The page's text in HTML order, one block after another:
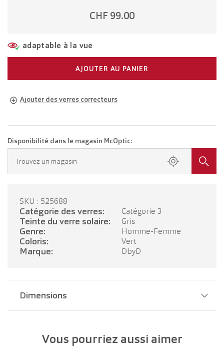
CHF 99.00
adaptable à la vue
AJOUTER AU PANIER
Ajouter des verres correcteurs
Lunettes avec verres unifocaux
PRENDRE RENDEZ-VOUS
Disponibilité dans le magasin McOptic:
Trouvez un magasin
SKU : 525688
Catégorie des verres: Catégorie 3
Teinte du verre solaire: Gris
Genre: Homme-Femme
Coloris: Vert
Marque: DbyD
Dimensions
Largeur verre: 52 mm
Vous pourriez aussi aimer